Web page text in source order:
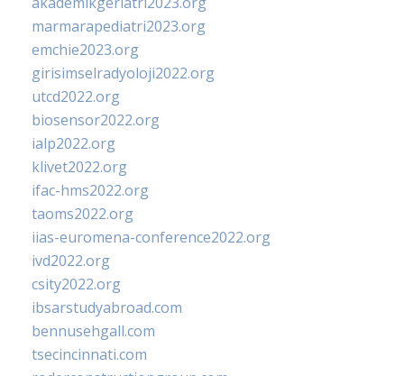
marmarapediatri2023.org
emchie2023.org
girisimselradyoloji2022.org
utcd2022.org
biosensor2022.org
ialp2022.org
klivet2022.org
ifac-hms2022.org
taoms2022.org
iias-euromena-conference2022.org
ivd2022.org
csity2022.org
ibsarstudyabroad.com
bennusehgall.com
tsecincinnati.com